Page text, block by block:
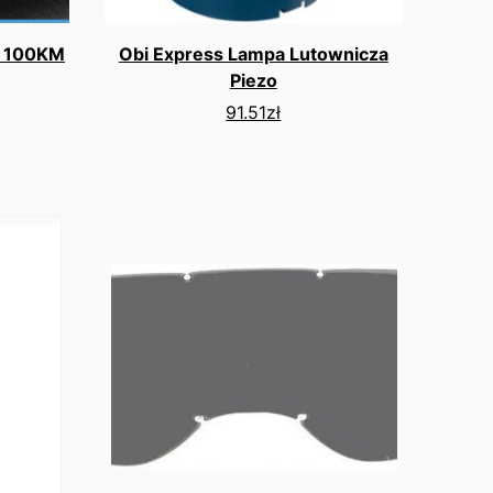
Obi Express Lampa Lutownicza
Piezo
91.51zł